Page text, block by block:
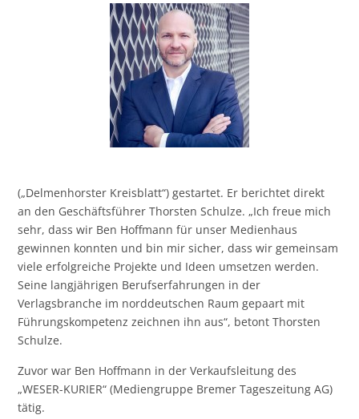
(„Delmenhorster Kreisblatt“) gestartet. Er berichtet direkt
an den Geschäftsführer Thorsten Schulze. „Ich freue mich
sehr, dass wir Ben Hoffmann für unser Medienhaus
gewinnen konnten und bin mir sicher, dass wir gemeinsam
viele erfolgreiche Projekte und Ideen umsetzen werden.
Seine langjährigen Berufserfahrungen in der
Verlagsbranche im norddeutschen Raum gepaart mit
Führungskompetenz zeichnen ihn aus“, betont Thorsten
Schulze.
Zuvor war Ben Hoffmann in der Verkaufsleitung des
„WESER-KURIER“ (Mediengruppe Bremer Tageszeitung AG)
tätig.